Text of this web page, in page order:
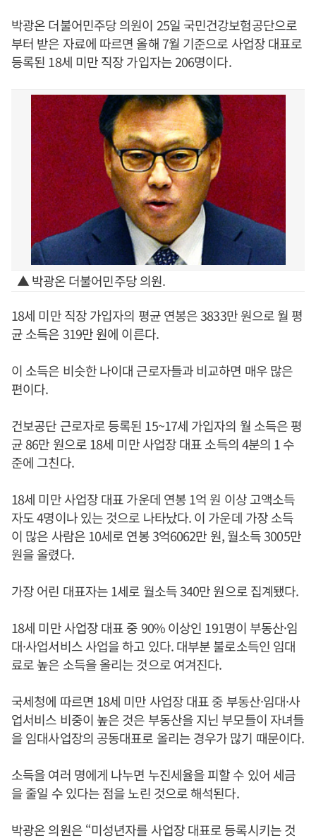
박광온 더불어민주당 의원이 25일 국민건강보험공단으로
부터 받은 자료에 따르면 올해 7월 기준으로 사업장 대표로
등록된 18세 미만 직장 가입자는 206명이다.
▲ 박광온 더불어민주당 의원.
18세 미만 직장 가입자의 평균 연봉은 3833만 원으로 월 평
균 소득은 319만 원에 이른다.
이 소득은 비슷한 나이대 근로자들과 비교하면 매우 많은
편이다.
건보공단 근로자로 등록된 15~17세 가입자의 월 소득은 평
균 86만 원으로 18세 미만 사업장 대표 소득의 4분의 1 수
준에 그친다.
18세 미만 사업장 대표 가운데 연봉 1억 원 이상 고액소득
자도 4명이나 있는 것으로 나타났다. 이 가운데 가장 소득
이 많은 사람은 10세로 연봉 3억6062만 원, 월소득 3005만
원을 올렸다.
가장 어린 대표자는 1세로 월소득 340만 원으로 집계됐다.
18세 미만 사업장 대표 중 90% 이상인 191명이 부동산·임
대·사업서비스 사업을 하고 있다. 대부분 불로소득인 임대
료로 높은 소득을 올리는 것으로 여겨진다.
국세청에 따르면 18세 미만 사업장 대표 중 부동산·임대·사
업서비스 비중이 높은 것은 부동산을 지닌 부모들이 자녀들
을 임대사업장의 공동대표로 올리는 경우가 많기 때문이다.
소득을 여러 명에게 나누면 누진세율을 피할 수 있어 세금
을 줄일 수 있다는 점을 노린 것으로 해석된다.
박광온 의원은 “미성년자를 사업장 대표로 등록시키는 것